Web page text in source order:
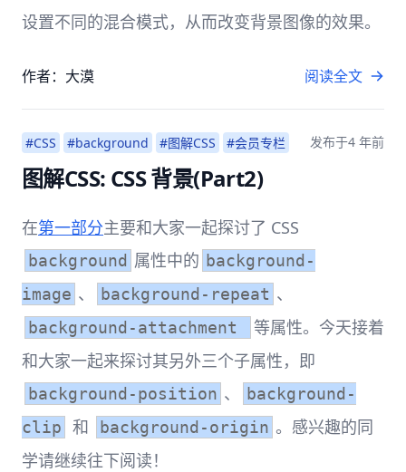
设置不同的混合模式，从而改变背景图像的效果。
作者：大漠 阅读全文
#CSS #background #图解CSS #会员专栏 发布于4 年前
图解CSS: CSS 背景(Part2)
在第一部分主要和大家一起探讨了 CSS
background 属性中的 background-
image 、 background-repeat 、
background-attachment
等属性。今天接着
和大家一起来探讨其另外三个子属性，即
background-position 、
background-
clip
和 background-origin 。感兴趣的同
学请继续往下阅读！